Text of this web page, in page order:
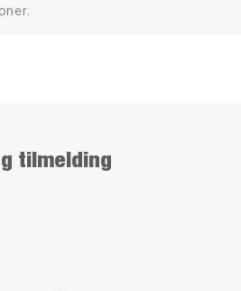
tilmelding